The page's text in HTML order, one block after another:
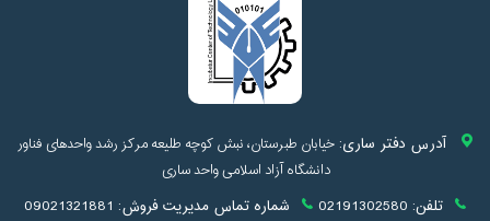
آدرس دفتر ساری:خیابان طبرستان، نبش کوچه طلیعه مرکز رشد واحدهای فناور
دانشگاه آزاد اسلامی واحد ساری
تلفن: 02191302580 شماره تماس مدیریت فروش: 09021321881